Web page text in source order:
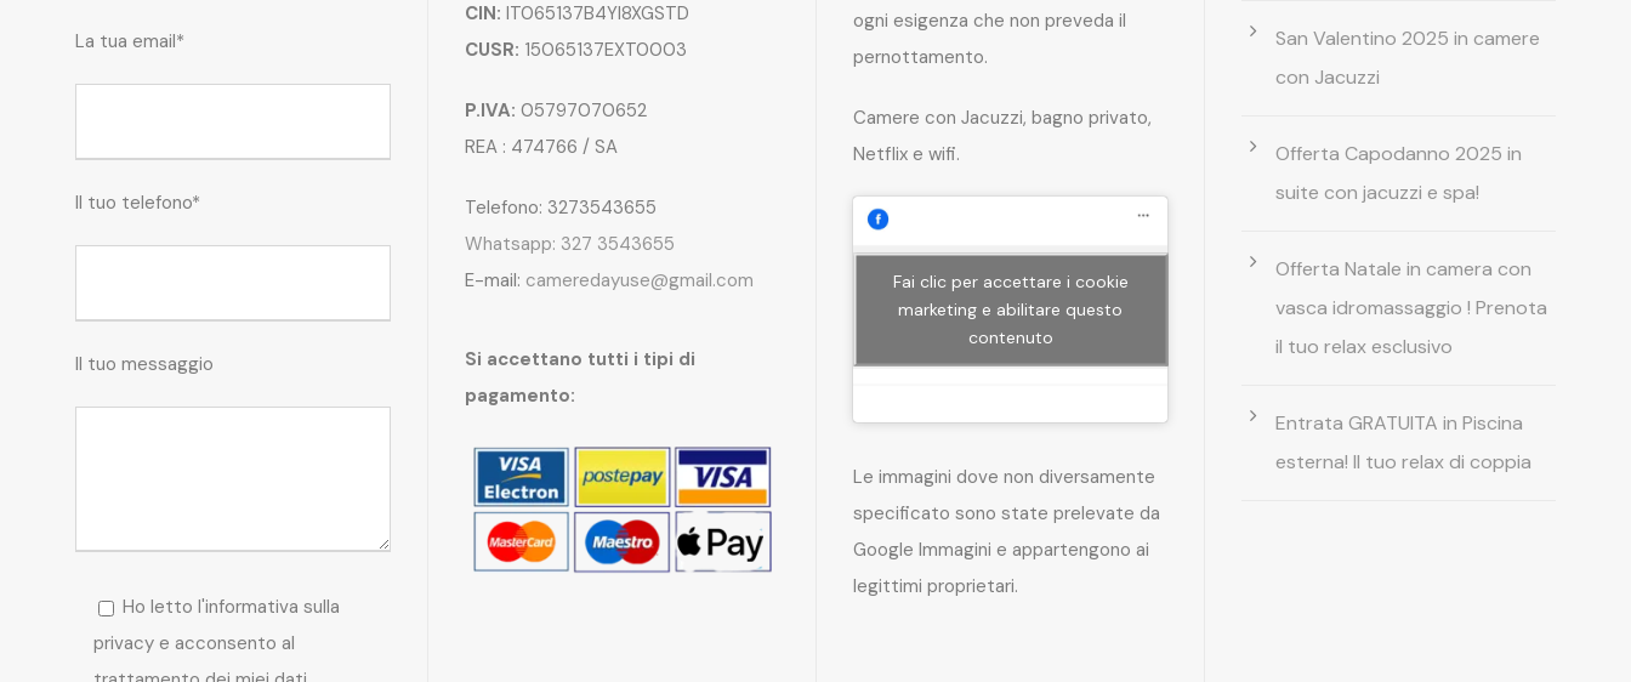
La tua email*
Il tuo telefono*
Il tuo messaggio
Ho letto l'informativa sulla
privacy e acconsento al
CIN: IT065137B4YI8XGSTD
CUSR: 15065137EXT0003
P.IVA: 05797070652
REA : 474766 / SA
Telefono: 3273543655
Whatsapp: 327 3543655
E-mail: cameredayuse@gmail.com
Si accettano tutti i tipi di
pagamento:
ogni esigenza che non preveda il
pernottamento.
Camere con Jacuzzi, bagno privato,
Netflix e wifi.
Fai clic per accettare i cookie
marketing e abilitare questo
contenuto
Le immagini dove non diversamente
specificato sono state prelevate da
Google Immagini e appartengono ai
legittimi proprietari.
San Valentino 2025 in camere
con Jacuzzi
Offerta Capodanno 2025 in
suite con jacuzzi e spa!
Offerta Natale in camera con
vasca idromassaggio ! Prenota
il tuo relax esclusivo
Entrata GRATUITA in Piscina
esterna! Il tuo relax di coppia